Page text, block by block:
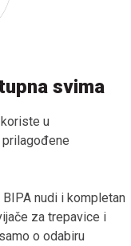
svima
u
nudi i kompletan
za trepavice i
o odabiru